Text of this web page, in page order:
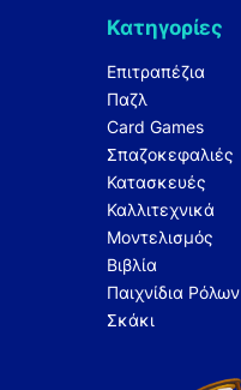
Κατηγορίες
Επιτραπέζια
Παζλ
Card Games
Σπαζοκεφαλιές
Κατασκευές
Καλλιτεχνικά
Μοντελισμός
Βιβλία
Παιχνίδια Ρόλων
Σκάκι